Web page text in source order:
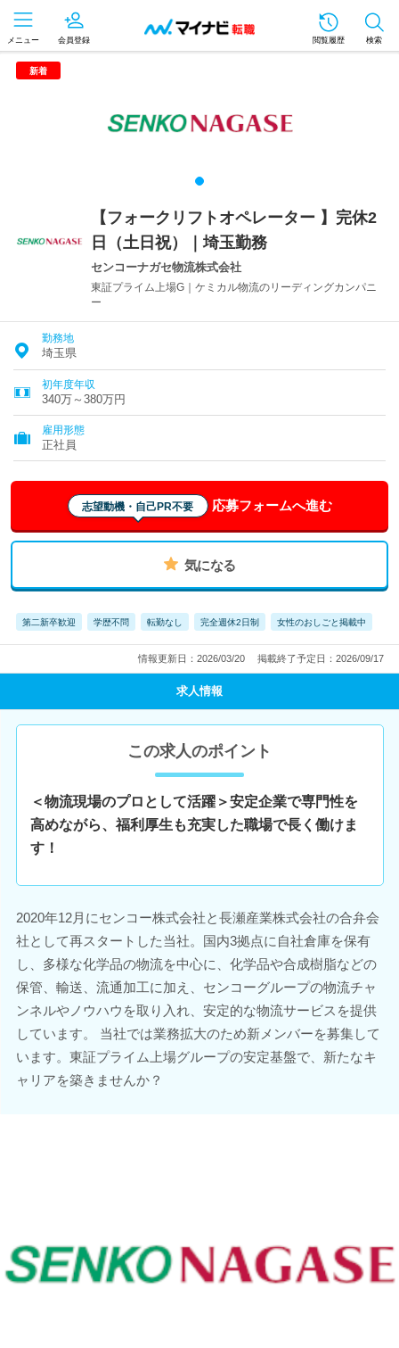
メニュー 会員登録 閲覧履歴 検索
新着
【フォークリフトオペレーター 】完休2
日（土日祝）｜埼玉勤務
センコーナガセ物流株式会社
東証プライム上場G｜ケミカル物流のリーディングカンパニ
ー
勤務地
埼玉県
初年度年収
340万～380万円
雇用形態
正社員
志望動機・自己PR不要 応募フォームへ進む
気になる
第二新卒歓迎 学歴不問 転勤なし 完全週休2日制 女性のおしごと掲載中
情報更新日：2026/03/20 掲載終了予定日：2026/09/17
求人情報
この求人のポイント
＜物流現場のプロとして活躍＞安定企業で専門性を
高めながら、福利厚生も充実した職場で長く働けま
す！
2020年12月にセンコー株式会社と長瀬産業株式会社の合弁会
社として再スタートした当社。国内3拠点に自社倉庫を保有
し、多様な化学品の物流を中心に、化学品や合成樹脂などの
保管、輸送、流通加工に加え、センコーグループの物流チャ
ンネルやノウハウを取り入れ、安定的な物流サービスを提供
しています。 当社では業務拡大のため新メンバーを募集して
います。東証プライム上場グループの安定基盤で、新たなキ
ャリアを築きませんか？